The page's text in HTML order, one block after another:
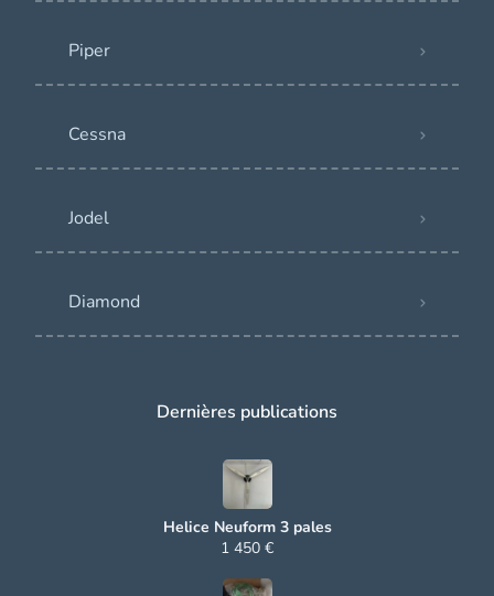
Piper
Cessna
Jodel
Diamond
Dernières publications
Helice Neuform 3 pales
1 450 €